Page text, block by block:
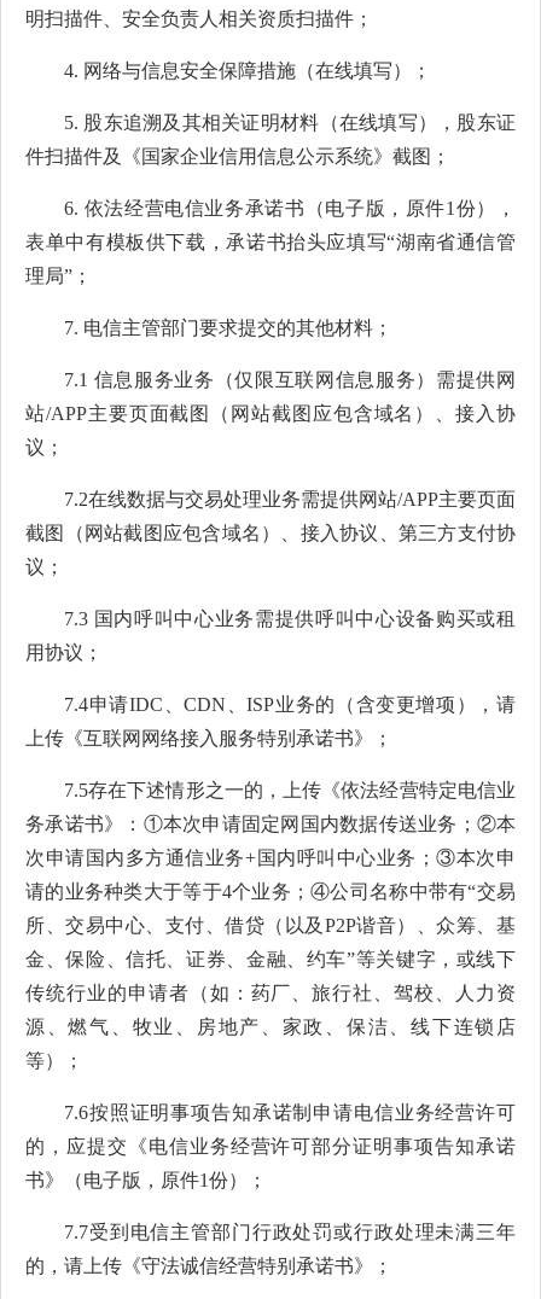
明扫描件 、安全负责人相关资质扫描件；
4. 网络与信息安全保障措施（在线填写）；
5. 股东追溯及其相关证明材料（在线填写），股东证
件扫描件及《国家企业信用信息公示系统》截图；
6. 依法经营电信业务承诺书（电子版，原件1份），
表单中有模板供下载，承诺书抬头应填写“湖南省通信管
理局”；
7. 电信主管部门要求提交的其他材料；
7.1 信息服务业务（仅限互联网信息服务）需提供网
站/APP主要页面截图（网站截图应包含域名）、接入协
议；
7.2在线数据与交易处理业务需提供网站/APP主要页面
截图（网站截图应包含域名）、接入协议、第三方支付协
议；
7.3 国内呼叫中心业务需提供呼叫中心设备购买或租
用协议；
7.4申请IDC、CDN、ISP业务的（含变更增项），请
上传《互联网网络接入服务特别承诺书》；
7.5存在下述情形之一的，上传《依法经营特定电信业
务承诺书》：①本次申请固定网国内数据传送业务；②本
次申请国内多方通信业务+国内呼叫中心业务；③本次申
请的业务种类大于等于4个业务；④公司名称中带有“交易
所、交易中心、支付、借贷（以及P2P谐音）、众筹、基
金、保险、信托、证券、金融、约车”等关键字，或线下
传统行业的申请者（如：药厂、旅行社、驾校、人力资
源、燃气、牧业、房地产、家政、保洁、线下连锁店
等）；
7.6按照证明事项告知承诺制申请电信业务经营许可
的，应提交《电信业务经营许可部分证明事项告知承诺
书》（电子版，原件1份）；
7.7受到电信主管部门行政处罚或行政处理未满三年
的，请上传《守法诚信经营特别承诺书》；